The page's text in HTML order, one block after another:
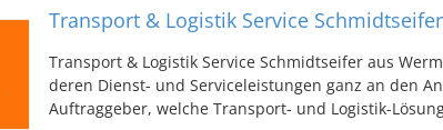
Transport & Logistik Service Schmidtseifer
Transport & Logistik Service Schmidtseifer aus
deren Dienst- und Serviceleistungen ganz an den
Auftraggeber, welche Transport- und Logistik-